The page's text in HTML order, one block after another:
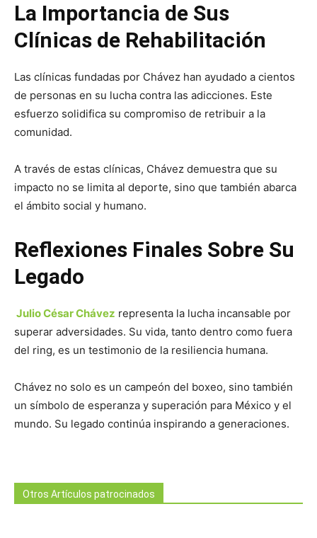
La Importancia de Sus
Clínicas de Rehabilitación
Las clínicas fundadas por Chávez han ayudado a cientos
de personas en su lucha contra las adicciones. Este
esfuerzo solidifica su compromiso de retribuir a la
comunidad.
A través de estas clínicas, Chávez demuestra que su
impacto no se limita al deporte, sino que también abarca
el ámbito social y humano.
Reflexiones Finales Sobre Su
Legado
Julio César Chávez representa la lucha incansable por
superar adversidades. Su vida, tanto dentro como fuera
del ring, es un testimonio de la resiliencia humana.
Chávez no solo es un campeón del boxeo, sino también
un símbolo de esperanza y superación para México y el
mundo. Su legado continúa inspirando a generaciones.
Otros Artículos patrocinados